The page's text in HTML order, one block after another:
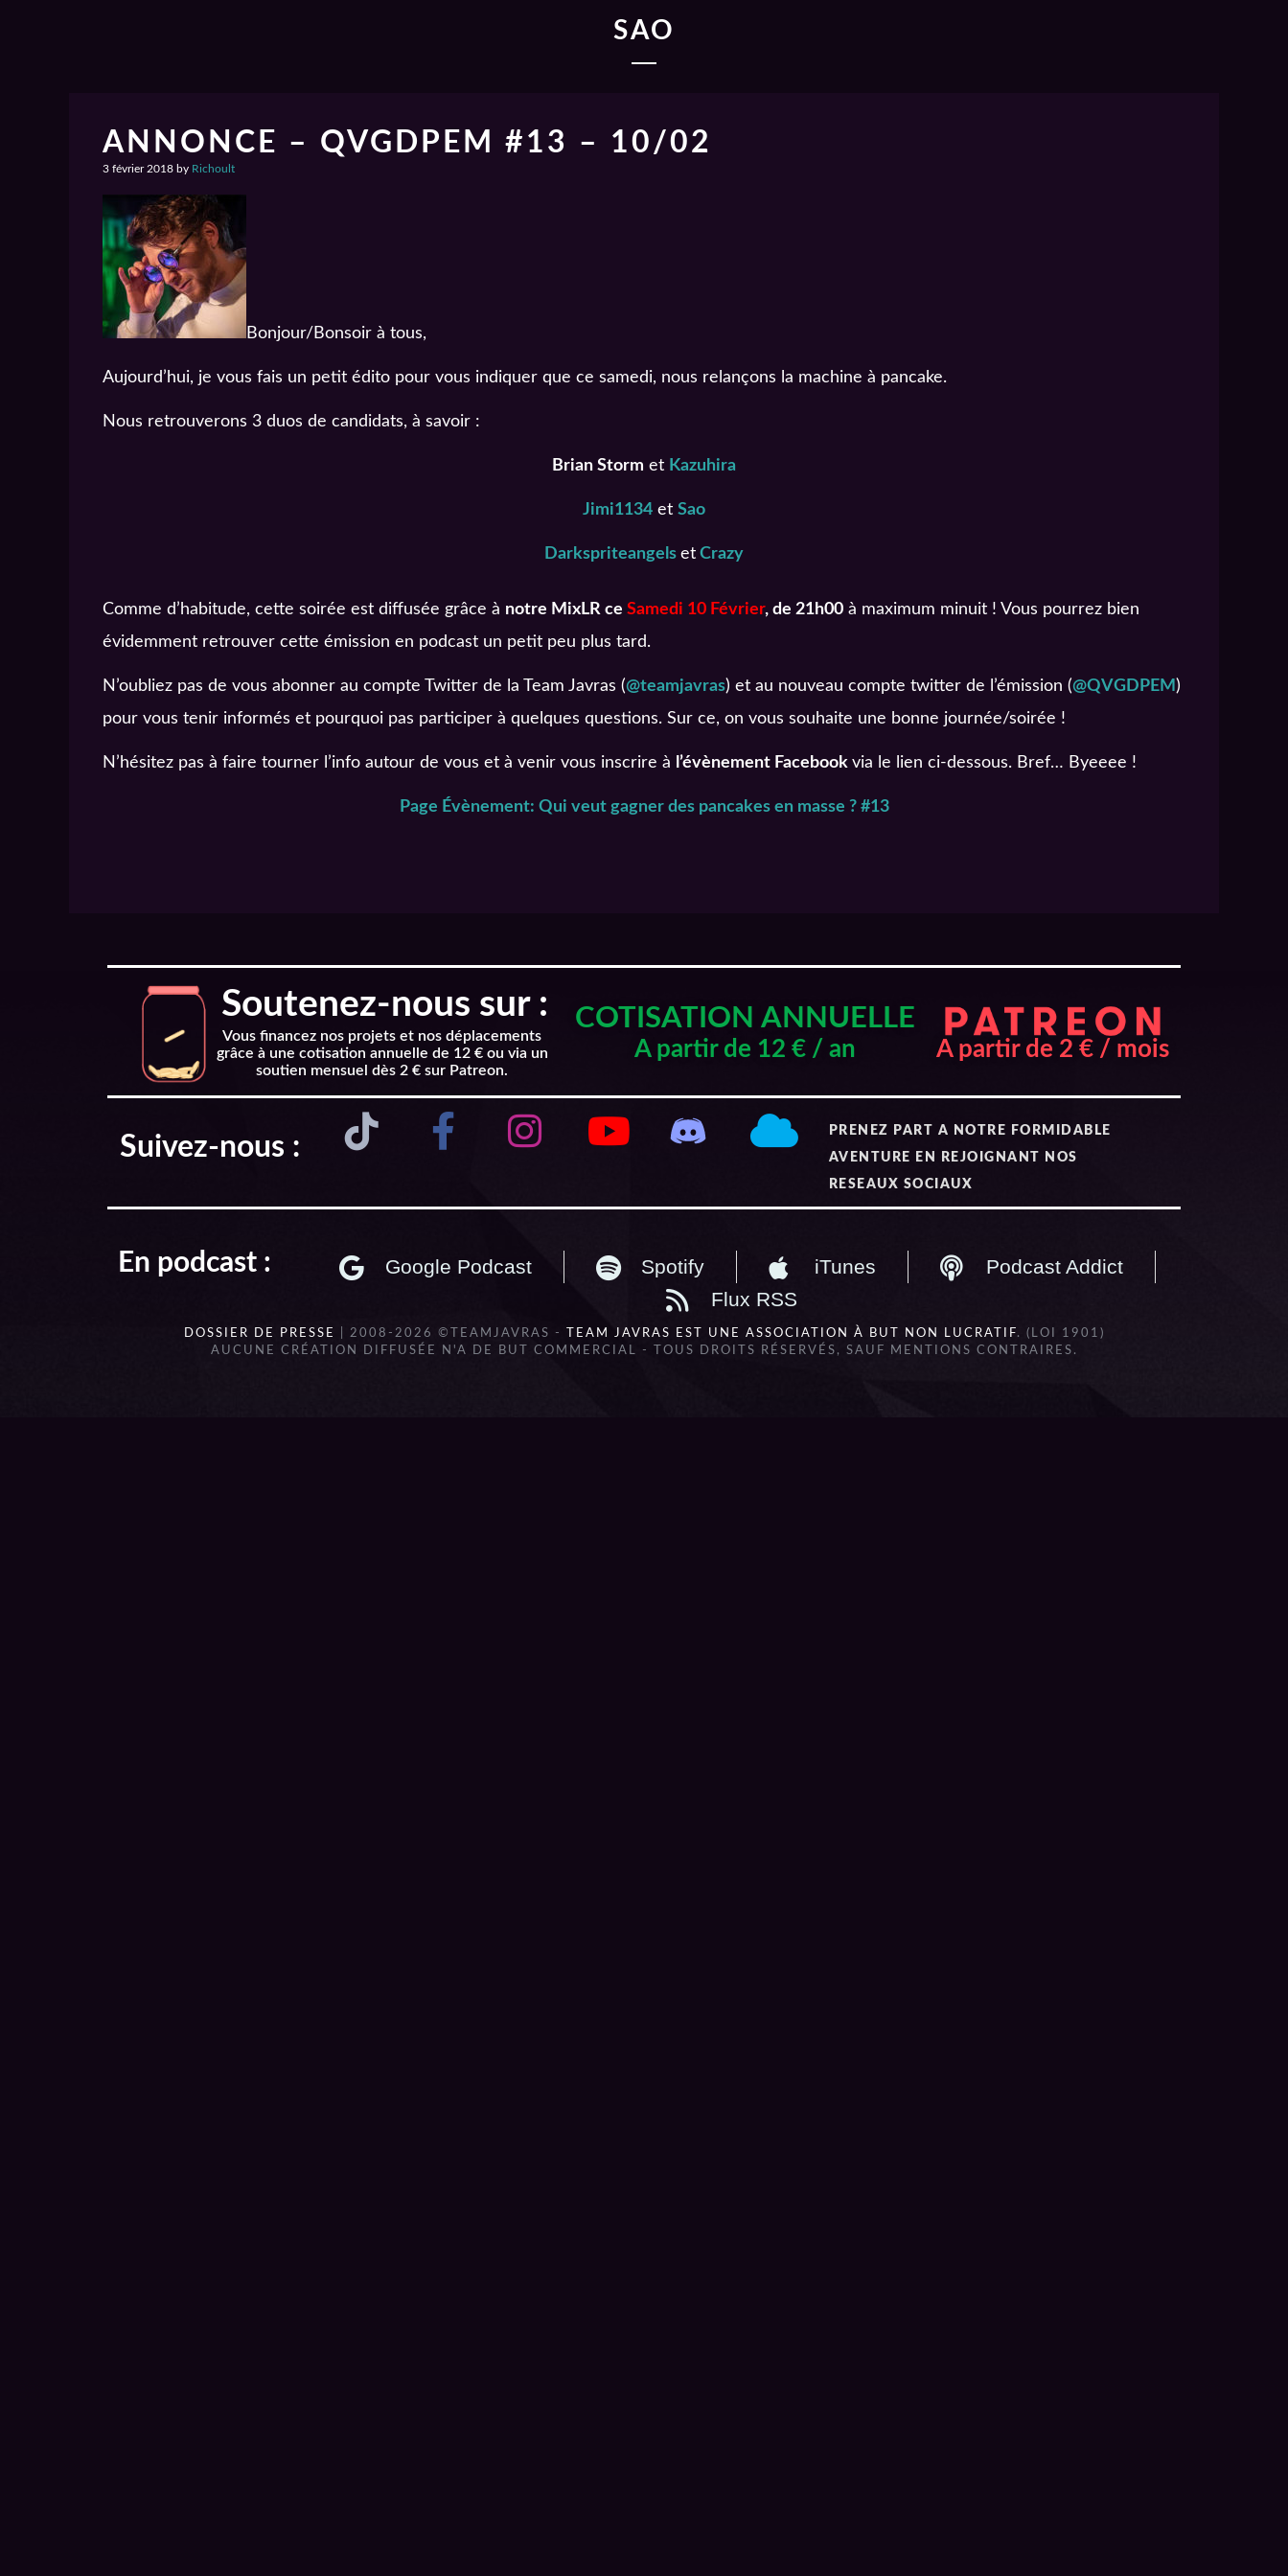
SAO
ANNONCE – QVGDPEM #13 – 10/02
3 février 2018 by Richoult
Bonjour/Bonsoir à tous,
Aujourd’hui, je vous fais un petit édito pour vous indiquer que ce samedi, nous relançons la machine à pancake.
Nous retrouverons 3 duos de candidats, à savoir :
Brian Storm et Kazuhira
Jimi1134 et Sao
Darkspriteangels et Crazy
Comme d’habitude, cette soirée est diffusée grâce à notre MixLR ce Samedi 10 Février, de 21h00 à maximum minuit ! Vous pourrez bien
évidemment retrouver cette émission en podcast un petit peu plus tard.
N’oubliez pas de vous abonner au compte Twitter de la Team Javras (@teamjavras) et au nouveau compte twitter de l’émission (@QVGDPEM )
pour vous tenir informés et pourquoi pas participer à quelques questions. Sur ce, on vous souhaite une bonne journée/soirée !
N’hésitez pas à faire tourner l’info autour de vous et à venir vous inscrire à l’évènement Facebook via le lien ci-dessous. Bref… Byeeee !
Page Évènement: Qui veut gagner des pancakes en masse ? #13
Soutenez-nous sur :
Vous financez nos projets et nos déplacements
grâce à une cotisation annuelle de 12 € ou via un
soutien mensuel dès 2 € sur Patreon.
COTISATION ANNUELLE
A partir de 12 € / an A partir de 2 € / mois
Suivez-nous :
PRENEZ PART A NOTRE FORMIDABLE
AVENTURE EN REJOIGNANT NOS
RESEAUX SOCIAUX
En podcast : Google Podcast Spotify iTunes
Podcast Addict
Flux RSS
DOSSIER DE PRESSE | 2008-2026 ©TEAMJAVRAS - TEAM JAVRAS EST UNE ASSOCIATION À BUT NON LUCRATIF. (LOI 1901)
AUCUNE CRÉATION DIFFUSÉE N'A DE BUT COMMERCIAL - TOUS DROITS RÉSERVÉS, SAUF MENTIONS CONTRAIRES.